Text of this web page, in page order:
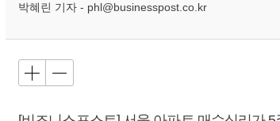
박혜린 기자 - phl@businesspost.co.kr